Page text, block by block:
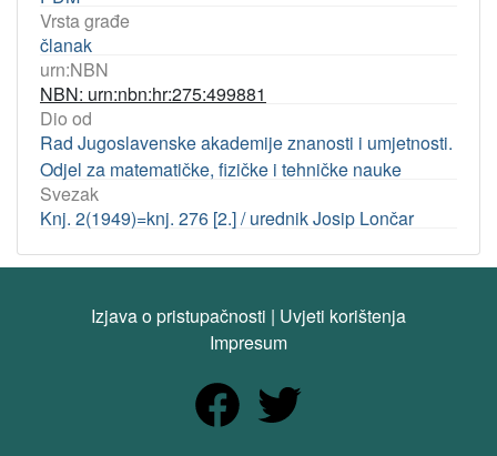
Vrsta građe
članak
urn:NBN
NBN: urn:nbn:hr:275:499881
Dio od
Rad Jugoslavenske akademije znanosti i umjetnosti.
Odjel za matematičke, fizičke i tehničke nauke
Svezak
Knj. 2(1949)=knj. 276 [2.] / urednik Josip Lončar
Izjava o pristupačnosti | Uvjeti korištenja
Impresum